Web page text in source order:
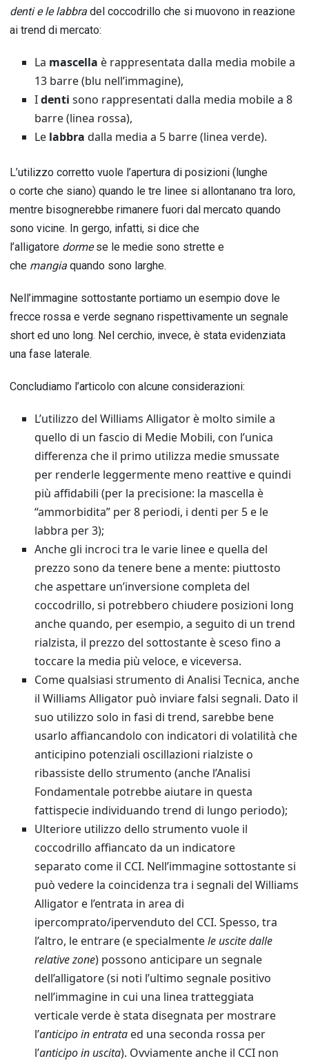
denti e le labbra del coccodrillo che si muovono in reazione
ai trend di mercato:
La mascella è rappresentata dalla media mobile a
13 barre (blu nell’immagine),
Identi sono rappresentati dalla media mobile a 8
barre (linea rossa),
Le labbra dalla media a 5 barre (linea verde).
L’utilizzo corretto vuole l’apertura di posizioni (lunghe
o corte che siano) quando le tre linee si allontanano tra loro,
mentre bisognerebbe rimanere fuori dal mercato quando
sono vicine. In gergo, infatti, si dice che
l’alligatore dormese le medie sono strette e
che mangia quando sono larghe.
Nell’immagine sottostante portiamo un esempio dove le
frecce rossa e verde segnano rispettivamente un segnale
short ed uno long. Nel cerchio, invece, è stata evidenziata
una fase laterale.
Concludiamo l’articolo con alcune considerazioni:
L’utilizzo del Williams Alligator è molto simile a
quello di un fascio di Medie Mobili, con l’unica
differenza che il primo utilizza medie smussate
per renderle leggermente meno reattive e quindi
più affidabili (per la precisione: la mascella è
“ammorbidita” per 8 periodi, i denti per 5 e le
labbra per 3);
Anche gli incroci tra le varie linee e quella del
prezzo sono da tenere bene a mente: piuttosto
che aspettare un’inversione completa del
coccodrillo, si potrebbero chiudere posizioni long
anche quando, per esempio, a seguito di un trend
rialzista, il prezzo del sottostante è sceso fino a
toccare la media più veloce, e viceversa.
Come qualsiasi strumento di Analisi Tecnica, anche
il Williams Alligator può inviare falsi segnali. Dato il
suo utilizzo solo in fasi di trend, sarebbe bene
usarlo affiancandolo con indicatori di volatilità che
anticipino potenziali oscillazioni rialziste o
ribassiste dello strumento (anche l’Analisi
Fondamentale potrebbe aiutare in questa
fattispecie individuando trend di lungo periodo);
Ulteriore utilizzo dello strumento vuole il
coccodrillo affiancato da un indicatore
separato come il CCI. Nell’immagine sottostante si
può vedere la coincidenza tra i segnali del Williams
Alligator e l’entrata in area di
ipercomprato/ipervenduto del CCI. Spesso, tra
l’altro, le entrare (e specialmentele uscite dalle
relative zone) possono anticipare un segnale
dell’alligatore (si noti l’ultimo segnale positivo
nell’immagine in cui una linea tratteggiata
verticale verde è stata disegnata per mostrare
l’anticipo in entrata ed una seconda rossa per
l’anticipo in uscita). Ovviamente anche il CCI non